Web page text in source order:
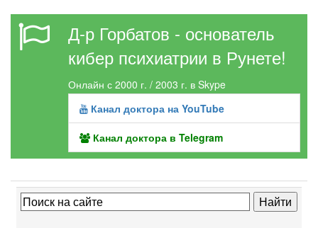
Д-р Горбатов - основатель
кибер психиатрии в Рунете!
Онлайн с 2000 г. / 2003 г. в Skype
Канал доктора на YouTube
Канал доктора в Telegram